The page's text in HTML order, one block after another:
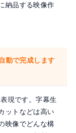
納品する映像作
動で完成します
現です。字幕生
ットなどは高い
映像でどんな構